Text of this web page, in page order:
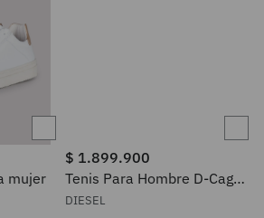
mujer
$ 1.899.900
Tenis Para Hombre D-Cage
Runner Diesel
DIESEL